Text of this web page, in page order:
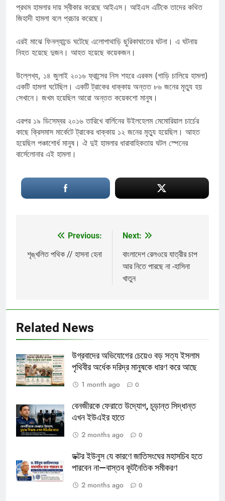
প্রথম হামলার দায় স্বীকার করেছে আইএস। আইএস এটিকে তাদের কথিত
জিহাদী হামলা বলে প্রচার করেছে।
এরই মাঝে ফিনল্যান্ডে ঘটেছে এলোপাথাড়ি ছুরিকাঘাতের ঘটনা। এ ঘটনায়
নিহত হয়েছে দুজন। আহত হয়েছে কয়েকজন।
উল্লেখ্য, ১৪ জুলাই ২০১৬ ফ্রান্সের নিস শহরে এরকম (গাড়ি চালিয়ে হামলা)
একটি হামলা ঘটেছিল। একটি ট্রাকের ধাক্কায় অন্তত ৮৬ জনের মৃত্যু হয়
সেখানে। জখম হয়েছিল আরো অন্তত কয়েকশো মানুষ।
এরপর ১৯ ডিসেম্বর ২০১৬ তারিখে বার্লিনের উইলহেলম মেমোরিয়াল চার্চের
কাছে ক্রিসমাস মার্কেটে ট্রাকের ধাক্কায় ১২ জনের মৃত্যু হয়েছিল। আহত
হয়েছিল পঞ্চাশোর্ধ মানুষ। ঐ দুই হামলার ধারাবাহিকতায় ঘটল স্পেনের
বার্সেলোনার এই হামলা।
navigation
Previous:
শৃঙ্খলিত পথিক // হাসনা হেনা
Next:
বাংলাদেশ রেলওয়ে যাত্রীর চাপ
আর নিতে পারছে না -হাসিনা
খাতুন
Related News
উগ্রবাদের অভিযোগের চেয়েও বড় সত্য ইসলাম
পৃথিবীর অর্ধেক দরিদ্র মানুষকে ধারণ করে আছে
1 month ago
0
বেনজীরকে ফেরাতে উদ্যোগ, চূড়ান্ত সিদ্ধান্ত
এখন ইউএইর হাতে
2 months ago
0
ডক্টর ইউনুস যে কারণে জাতিসংঘের মহাসচিব হতে
পারবেন না—বাস্তব কূটনৈতিক সমীকরণ
2 months ago
0